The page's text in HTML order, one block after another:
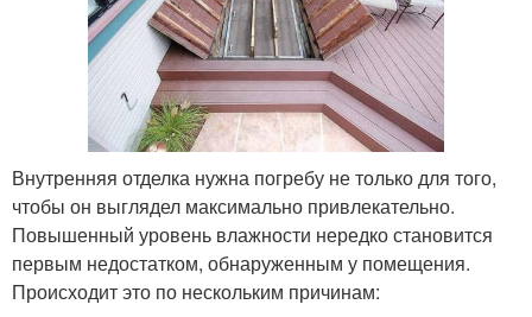
Внутренняя отделка нужна погребу не только для того,
чтобы он выглядел максимально привлекательно.
Повышенный уровень влажности нередко становится
первым недостатком, обнаруженным у помещения.
Происходит это по нескольким причинам: